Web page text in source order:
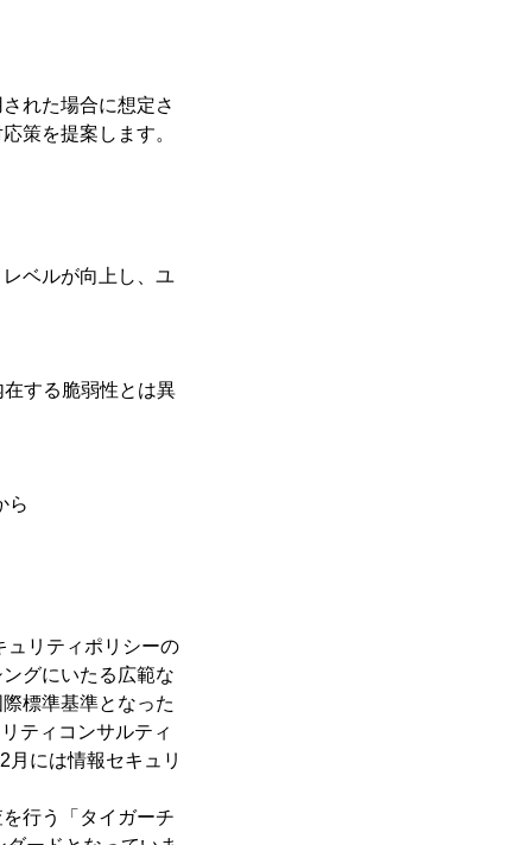
れた場合に想定さ
策を提案します。
ベルが向上し、ユ
する脆弱性とは異
ら
ュリティポリシーの
グにいたる広範な
標準基準となった
ティコンサルティ
月には情報セキュリ
行う「タイガーチ